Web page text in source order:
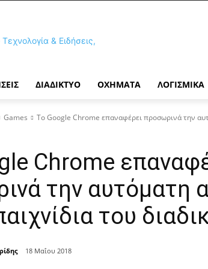
ΔΙΑΔΊΚΤΥΟ ΟΧΉΜΑΤΑ ΛΟΓΙΣΜΙΚΆ
Games Το Google Chrome επαναφέρει προσωρινά την
Chrome
την αυτόματη
του
18 Μαΐου 2018